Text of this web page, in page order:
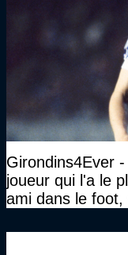
Girondins4Ever
joueur qui l'a le
ami dans le